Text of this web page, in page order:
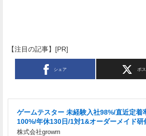
【注目の記事】[PR]
シェア ポ
ゲームテスター 未経験入社98%/直近定着
100%/年休130日/1対1&オーダーメイド研
株式会社growm